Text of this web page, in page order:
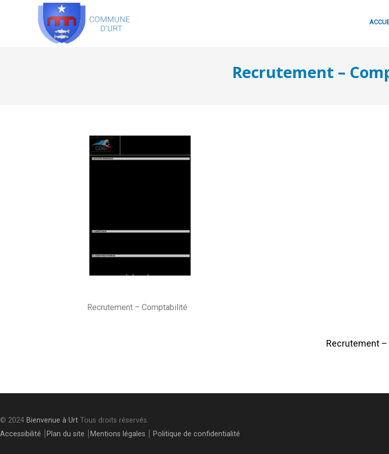
Recrutement –
Recrutement – Comptabilité
Recrutement
© 2024 Bienvenue à Urt Tous droits réservés.
Accessibilité
Plan du site Mentions légales Politique de confidentialité